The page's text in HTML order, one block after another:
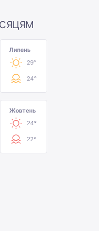
Липень
29°
24°
Жовтень
24°
22°